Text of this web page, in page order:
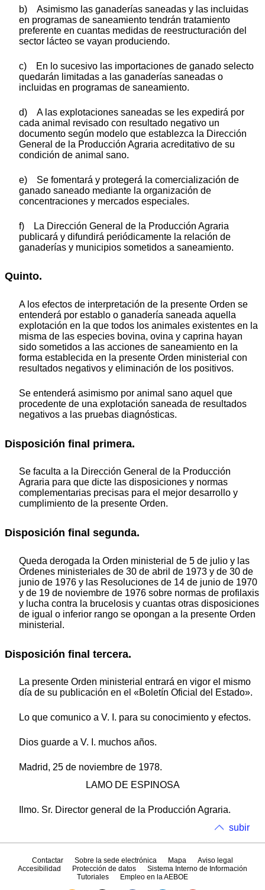
b) Asimismo las ganaderías saneadas y las incluidas
en programas de saneamiento tendrán tratamiento
preferente en cuantas medidas de reestructuración del
sector lácteo se vayan produciendo.
c) En lo sucesivo las importaciones de ganado selecto
quedarán limitadas a las ganaderías saneadas o
incluidas en programas de saneamiento.
d) A las explotaciones saneadas se les expedirá por
cada animal revisado con resultado negativo un
documento según modelo que establezca la Dirección
General de la Producción Agraria acreditativo de su
condición de animal sano.
e) Se fomentará y protegerá la comercialización de
ganado saneado mediante la organización de
concentraciones y mercados especiales.
f) La Dirección General de la Producción Agraria
publicará y difundirá periódicamente la relación de
ganaderías y municipios sometidos a saneamiento.
Quinto.
A los efectos de interpretación de la presente Orden se
entenderá por establo o ganadería saneada aquella
explotación en la que todos los animales existentes en la
misma de las especies bovina, ovina y caprina hayan
sido sometidos a las acciones de saneamiento en la
forma establecida en la presente Orden ministerial con
resultados negativos y eliminación de los positivos.
Se entenderá asimismo por animal sano aquel que
procedente de una explotación saneada de resultados
negativos a las pruebas diagnósticas.
Disposición final primera.
Se faculta a la Dirección General de la Producción
Agraria para que dicte las disposiciones y normas
complementarias precisas para el mejor desarrollo y
cumplimiento de la presente Orden.
Disposición final segunda.
Queda derogada la Orden ministerial de 5 de julio y las
Ordenes ministeriales de 30 de abril de 1973 y de 30 de
junio de 1976 y las Resoluciones de 14 de junio de 1970
y de 19 de noviembre de 1976 sobre normas de profilaxis
y lucha contra la brucelosis y cuantas otras disposiciones
de igual o inferior rango se opongan a la presente Orden
ministerial.
Disposición final tercera.
La presente Orden ministerial entrará en vigor el mismo
día de su publicación en el «Boletín Oficial del Estado».
Lo que comunico a V. I. para su conocimiento y efectos.
Dios guarde a V. I. muchos años.
Madrid, 25 de noviembre de 1978.
LAMO DE ESPINOSA
Ilmo. Sr. Director general de la Producción Agraria.
subir
Contactar Sobre la sede electrónica Mapa
Aviso legal
Accesibilidad
Protección de datos
Sistema Interno de Información
Tutoriales
Empleo en la AEBOE